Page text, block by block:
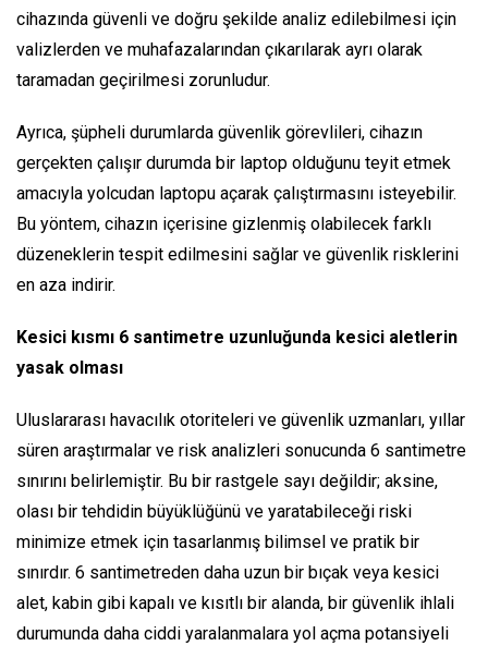
cihazında güvenli ve doğru şekilde analiz edilebilmesi için
valizlerden ve muhafazalarından çıkarılarak ayrı olarak
taramadan geçirilmesi zorunludur.
Ayrıca, şüpheli durumlarda güvenlik görevlileri, cihazın
gerçekten çalışır durumda bir laptop olduğunu teyit etmek
amacıyla yolcudan laptopu açarak çalıştırmasını isteyebilir.
Bu yöntem, cihazın içerisine gizlenmiş olabilecek farklı
düzeneklerin tespit edilmesini sağlar ve güvenlik risklerini
en aza indirir.
Kesici kısmı 6 santimetre uzunluğunda kesici aletlerin
yasak olması
Uluslararası havacılık otoriteleri ve güvenlik uzmanları, yıllar
süren araştırmalar ve risk analizleri sonucunda 6 santimetre
sınırını belirlemiştir. Bu bir rastgele sayı değildir; aksine,
olası bir tehdidin büyüklüğünü ve yaratabileceği riski
minimize etmek için tasarlanmış bilimsel ve pratik bir
sınırdır. 6 santimetreden daha uzun bir bıçak veya kesici
alet, kabin gibi kapalı ve kısıtlı bir alanda, bir güvenlik ihlali
durumunda daha ciddi yaralanmalara yol açma potansiyeli